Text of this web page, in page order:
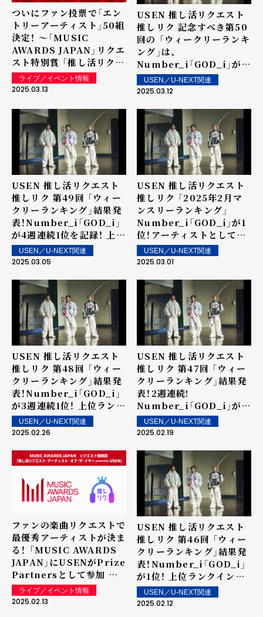
ついにファン投票で「エン
トリーアーティスト」50組
決定！ ～「MUSIC
AWARDS JAPAN」リクエ
スト特別賞 「推し活リクエ
スト・アーティスト・オブ・
ザ・イヤー powered by
ライブ／イベント情報
2025.03.13
USEN 推し活リクエスト
推しリク 記念すべき第50
回の 「ウィークリーランキ
ング」は、
Number_i「GOD_i」が5
週連続1位を記録！ 上位ラ
ンクイン楽曲は街中・店内
USEN／U-NEXT関連
2025.03.12
USEN 推し活リクエスト
推しリク 第49回 「ウィー
クリーランキング」結果発
表！Number_i「GOD_i」
が4週連続1位を記録！ 上位
ランクイン楽曲は街中・店
内で配信！
USEN／U-NEXT関連
2025.03.05
USEN 推し活リクエスト
推しリク 「2025年2月マ
ンスリーランキング」
Number_i「GOD_i」が1
位！アーティストとしては
3か月連続の1位を記録！
USEN／U-NEXT関連
2025.03.01
USEN 推し活リクエスト
推しリク 第48回 「ウィー
クリーランキング」結果発
表！Number_i「GOD_i」
が3週連続1位！ 上位ランク
イン楽曲は街中・店内で配
信！
USEN／U-NEXT関連
2025.02.26
USEN 推し活リクエスト
推しリク 第47回 「ウィー
クリーランキング」結果発
表！2週連続!
Number_i「GOD_i」が1
位！ 上位ランクイン楽曲は
街中・店内で配信！
USEN／U-NEXT関連
2025.02.19
ファンの楽曲リクエストで
最優秀アーティストが決ま
る！ 「MUSIC AWARDS
JAPAN」にUSENがPrize
Partnersとして参加 リ
クエスト特別賞「推し活リ
クエスト・アーティスト・
ライブ／イベント情報
2025.02.13
USEN 推し活リクエスト
推しリク 第46回 「ウィー
クリーランキング」結果発
表！Number_i「GOD_i」
が1位！ 上位ランクイン楽
曲は街中・店内で配信！
USEN／U-NEXT関連
2025.02.12